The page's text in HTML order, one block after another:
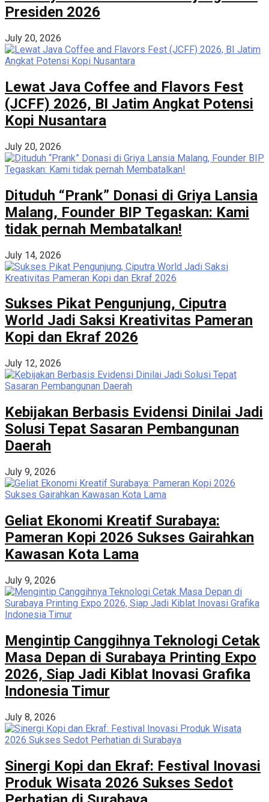
Presiden 2026
July 20, 2026
Lewat Java Coffee and Flavors Fest
(JCFF) 2026, BI Jatim Angkat Potensi
Kopi Nusantara
July 20, 2026
Dituduh “Prank” Donasi di Griya Lansia
Malang, Founder BIP Tegaskan: Kami
tidak pernah Membatalkan!
July 14, 2026
Sukses Pikat Pengunjung, Ciputra
World Jadi Saksi Kreativitas Pameran
Kopi dan Ekraf 2026
July 12, 2026
Kebijakan Berbasis Evidensi Dinilai Jadi
Solusi Tepat Sasaran Pembangunan
Daerah
July 9, 2026
Geliat Ekonomi Kreatif Surabaya:
Pameran Kopi 2026 Sukses Gairahkan
Kawasan Kota Lama
July 9, 2026
Mengintip Canggihnya Teknologi Cetak
Masa Depan di Surabaya Printing Expo
2026, Siap Jadi Kiblat Inovasi Grafika
Indonesia Timur
July 8, 2026
Sinergi Kopi dan Ekraf: Festival Inovasi
Produk Wisata 2026 Sukses Sedot